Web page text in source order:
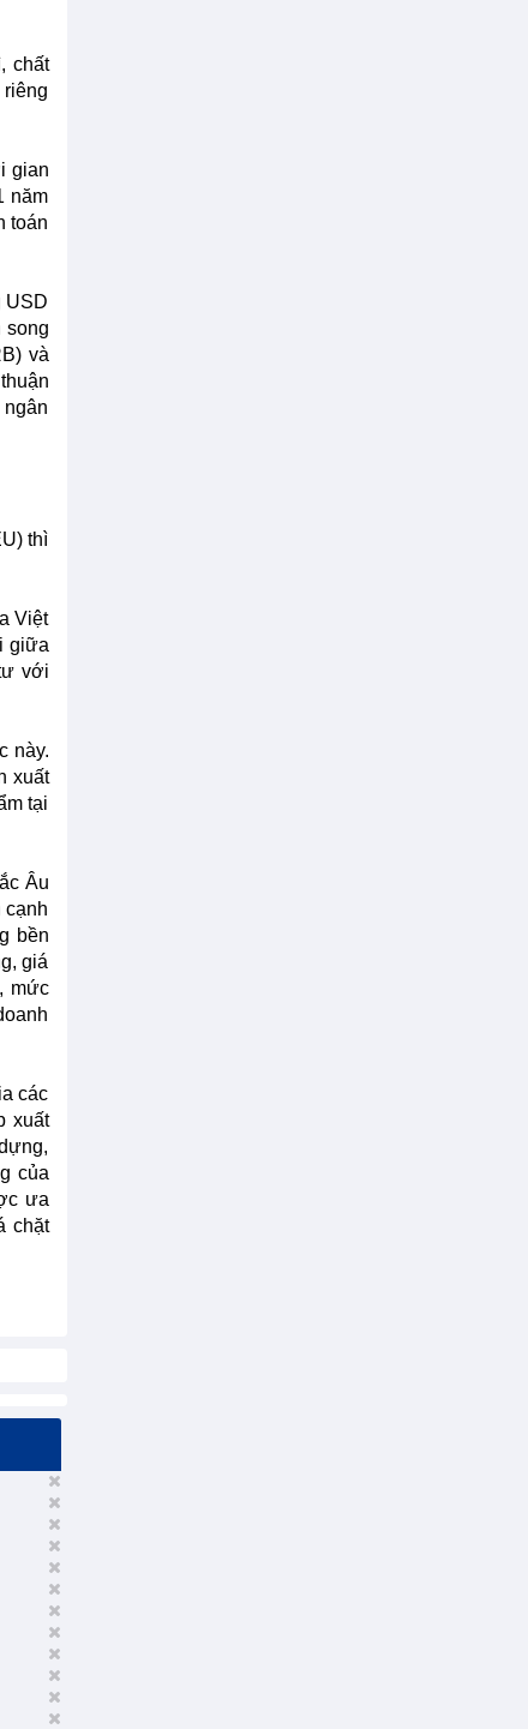
chất
riêng
gian
năm
toán
USD
song
và
thì
Việt
giữa
với
này.
xuất
tại
Âu
bền
giá
mức
các
xuất
của
ưa
chặt